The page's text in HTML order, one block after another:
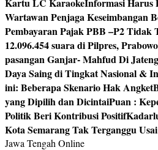
Wartawan Penjaga Keseimbangan
Pembayaran Pajak PBB –P2 Tidak
12.096.454 suara di Pilpres,
pasangan Ganjar- Mahfud Di Jateng
Daya Saing di Tingkat Nasional &
ini: Beberapa Skenario Hak Angket
yang Dipilih dan DicintaiPuan :
Politik Beri Kontribusi Positif
Kota Semarang Tak Terganggu
Jawa Tengah Online